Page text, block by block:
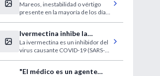
perceptivo persistente"?
Mareos, inestabilidad o vértigo
presente en la mayoría de los días
Ivermectina inhibe la
replicación de SARS-CoV-2
in vitro
La ivermectina es un inhibidor del
virus causante COVID-19 (SARS-
"El médico es un agente